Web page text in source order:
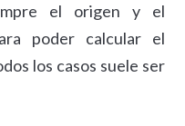
el origen y el
poder calcular el
los casos suele ser